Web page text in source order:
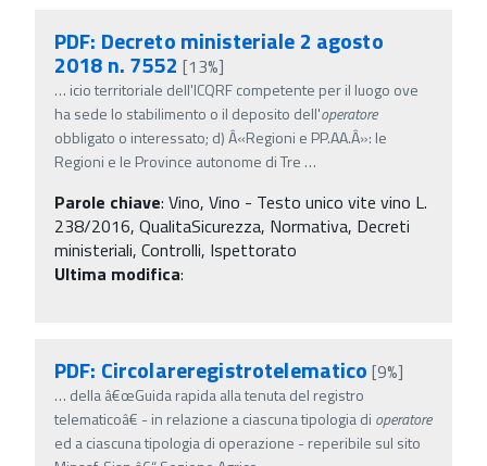
PDF: Decreto ministeriale 2 agosto
2018 n. 7552 [13%]
… icio territoriale dell'ICQRF competente per il luogo ove
ha sede lo stabilimento o il deposito dell'operatore
obbligato o interessato; d) Â«Regioni e PP.AA.Â»: le
Regioni e le Province autonome di Tre …
Parole chiave: Vino, Vino - Testo unico vite vino L.
238/2016, QualitaSicurezza, Normativa, Decreti
ministeriali, Controlli, Ispettorato
Ultima modifica:
PDF: Circolareregistrotelematico [9%]
… della â€œGuida rapida alla tenuta del registro
telematicoâ€ - in relazione a ciascuna tipologia di operatore
ed a ciascuna tipologia di operazione - reperibile sul sito